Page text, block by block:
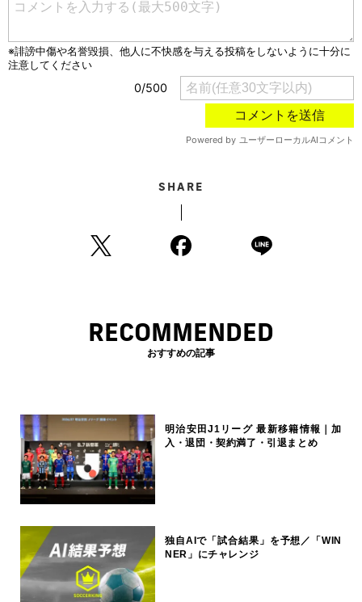
SHARE
RECOMMENDED
おすすめの記事
明治安田J1リーグ 最新移籍情報｜加
入・退団・契約満了・引退まとめ
独自AIで「試合結果」を予想／「WIN
NER」にチャレンジ